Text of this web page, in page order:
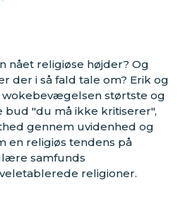
nået religiøse højder? Og
der i så fald tale om? Erik og
wokebevægelsen størtste og
bud "du må ikke kritiserer",
gennem uvidenhed og
en religiøs tendens på
samfunds
religioner.